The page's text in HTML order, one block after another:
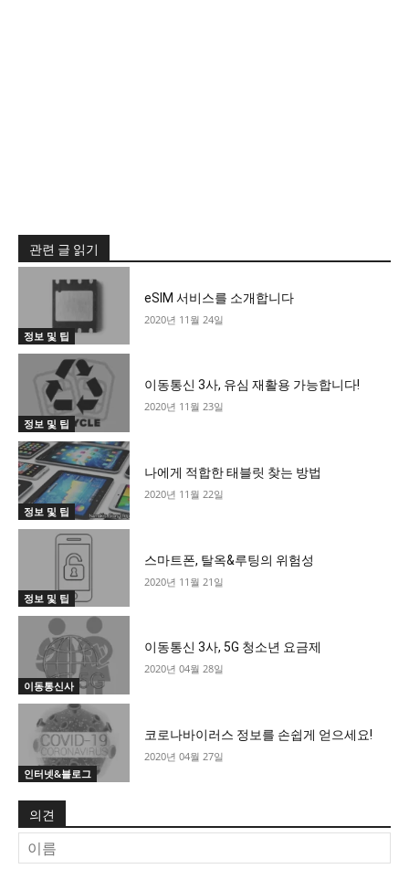
관련 글 읽기
정보 및 팁
eSIM 서비스를 소개합니다
2020년 11월 24일
정보 및 팁
이동통신 3사, 유심 재활용 가능합니다!
2020년 11월 23일
정보 및 팁
나에게 적합한 태블릿 찾는 방법
2020년 11월 22일
정보 및 팁
스마트폰, 탈옥&루팅의 위험성
2020년 11월 21일
이동통신사
이동통신 3사, 5G 청소년 요금제
2020년 04월 28일
인터넷&블로그
코로나바이러스 정보를 손쉽게 얻으세요!
2020년 04월 27일
의견
름